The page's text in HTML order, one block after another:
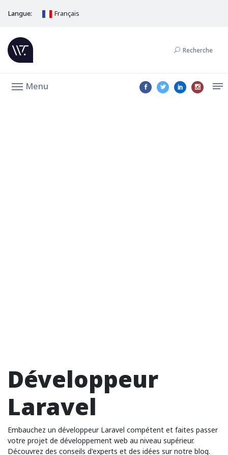
Langue: Français
Recherche
Menu
Développeur
Laravel
Embauchez un développeur Laravel compétent et faites passer
votre projet de développement web au niveau supérieur.
Découvrez des conseils d'experts et des idées sur notre blog.